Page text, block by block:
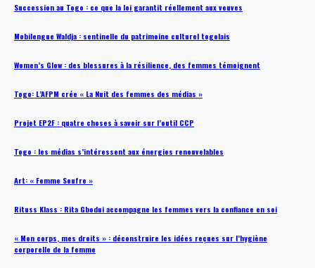
Succession au Togo : ce que la loi garantit réellement aux veuves
Mobilengue Waldja : sentinelle du patrimoine culturel togolais
Women’s Glow : des blessures à la résilience, des femmes témoignent
Togo: L’AFPM crée « La Nuit des femmes des médias »
Projet EP2F : quatre choses à savoir sur l’outil CCP
Togo : les médias s’intéressent aux énergies renouvelables
Art: « Femme Soufre »
Rituss Klass : Rita Gbodui accompagne les femmes vers la confiance en soi
« Mon corps, mes droits » : déconstruire les idées reçues sur l’hygiène
corporelle de la femme